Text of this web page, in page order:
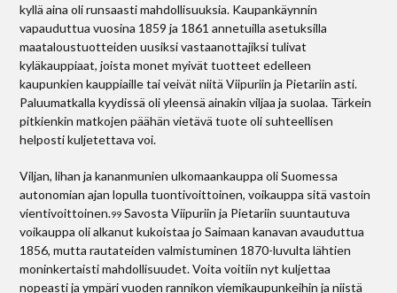
kyllä aina oli runsaasti mahdollisuuksia. Kaupankäynnin
vapauduttua vuosina 1859 ja 1861 annetuilla asetuksilla
maataloustuotteiden uusiksi vastaanottajiksi tulivat
kyläkauppiaat, joista monet myivät tuotteet edelleen
kaupunkien kauppiaille tai veivät niitä Viipuriin ja Pietariin asti.
Paluumatkalla kyydissä oli yleensä ainakin viljaa ja suolaa. Tärkein
pitkienkin matkojen päähän vietävä tuote oli suhteellisen
helposti kuljetettava voi.
Viljan, lihan ja kananmunien ulkomaankauppa oli Suomessa
autonomian ajan lopulla tuontivoittoinen, voikauppa sitä vastoin
vientivoittoinen.99 Savosta Viipuriin ja Pietariin suuntautuva
voikauppa oli alkanut kukoistaa jo Saimaan kanavan avauduttua
1856, mutta rautateiden valmistuminen 1870-luvulta lähtien
moninkertaisti mahdollisuudet. Voita voitiin nyt kuljettaa
nopeasti ja ympäri vuoden rannikon viemikaupunkeihin ja niistä